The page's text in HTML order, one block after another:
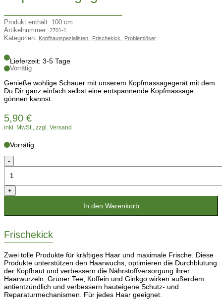
Produkt enthält: 100 cm
Artikelnummer: 2701-1
Kategorien: Kopfhautspezialisten Frischekick Problemlöser
Lieferzeit: 3-5 Tage
Vorrätig
Genieße wohlige Schauer mit unserem Kopfmassagegerät mit dem
Du Dir ganz einfach selbst eine entspannende Kopfmassage
gönnen kannst.
5,90 €
inkl. MwSt., zzgl. Versand
Vorrätig
Kopfmassagegerät
Menge
-
+
In den Warenkorb
Frischekick
Zwei tolle Produkte für kräftiges Haar und maximale Frische. Diese
Produkte unterstützen den Haarwuchs, optimieren die Durchblutung
der Kopfhaut und verbessern die Nährstoffversorgung ihrer
Haarwurzeln. Grüner Tee, Koffein und Ginkgo wirken außerdem
antientzündlich und verbessern hauteigene Schutz- und
Reparaturmechanismen. Für jedes Haar geeignet.